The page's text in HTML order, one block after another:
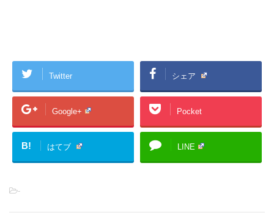
Twitter シェア
Google+ Pocket
B! はてブ LINE
-